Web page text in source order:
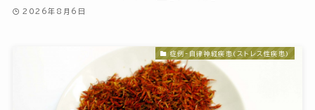
2026年8月6日
症例-自律神経疾患(ストレス性疾患)